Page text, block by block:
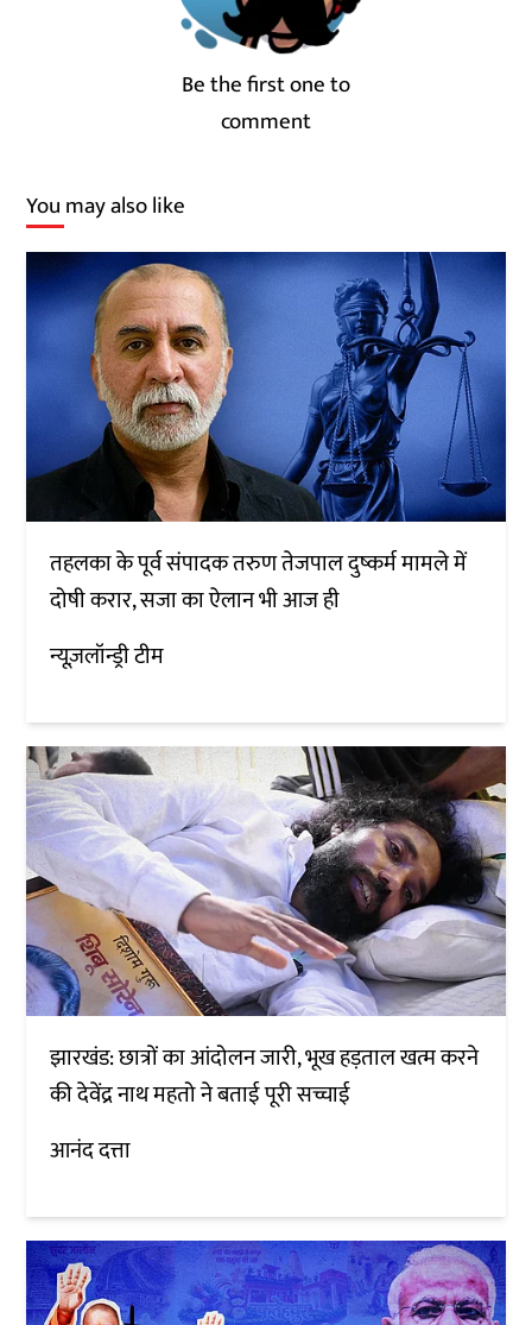
Be the first one to
comment
You may also like
तहलका के पूर्व संपादक तरुण तेजपाल दुष्कर्म मामले में
दोषी करार, सजा का ऐलान भी आज ही
न्यूज़लॉन्ड्री टीम
झारखंड: छात्रों का आंदोलन जारी, भूख हड़ताल खत्म करने
की देवेंद्र नाथ महतो ने बताई पूरी सच्चाई
आनंद दत्ता